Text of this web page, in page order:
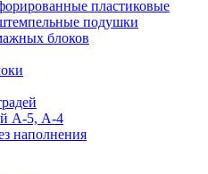
пластиковые
подушки
блоков
А-5, А-4
наполнения